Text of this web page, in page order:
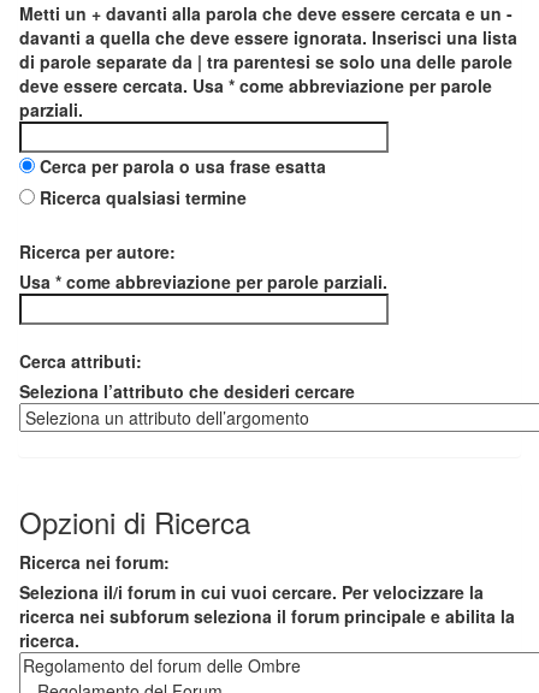
Metti un + davanti alla parola che deve essere cercata e un -
davanti a quella che deve essere ignorata. Inserisci una lista
di parole separate da | tra parentesi se solo una delle parole
deve essere cercata. Usa * come abbreviazione per parole
parziali.
Cerca per parola o usa frase esatta
Ricerca qualsiasi termine
Ricerca per autore:
Usa * come abbreviazione per parole parziali.
Cerca attributi:
Seleziona l’attributo che desideri cercare
Opzioni di Ricerca
Ricerca nei forum:
Seleziona il/i forum in cui vuoi cercare. Per velocizzare la
ricerca nei subforum seleziona il forum principale e abilita la
ricerca.